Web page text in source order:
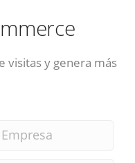
visitas y genera más